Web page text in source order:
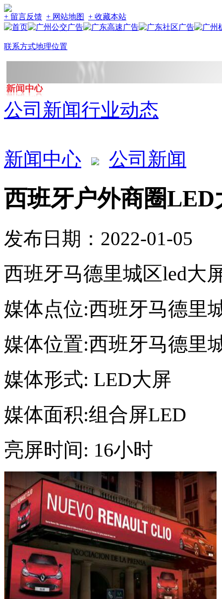
+ 留言反馈 + 网站地图 + 收藏本站
联系方式地理位置
公司新闻行业动态
新闻中心 公司新闻
西班牙户外商圈LED
发布日期：2022-01-05
西班牙马德里城区led大
媒体点位:西班牙马德里
媒体位置:西班牙马德里
媒体形式: LED大屏
媒体面积:组合屏LED
亮屏时间: 16小时